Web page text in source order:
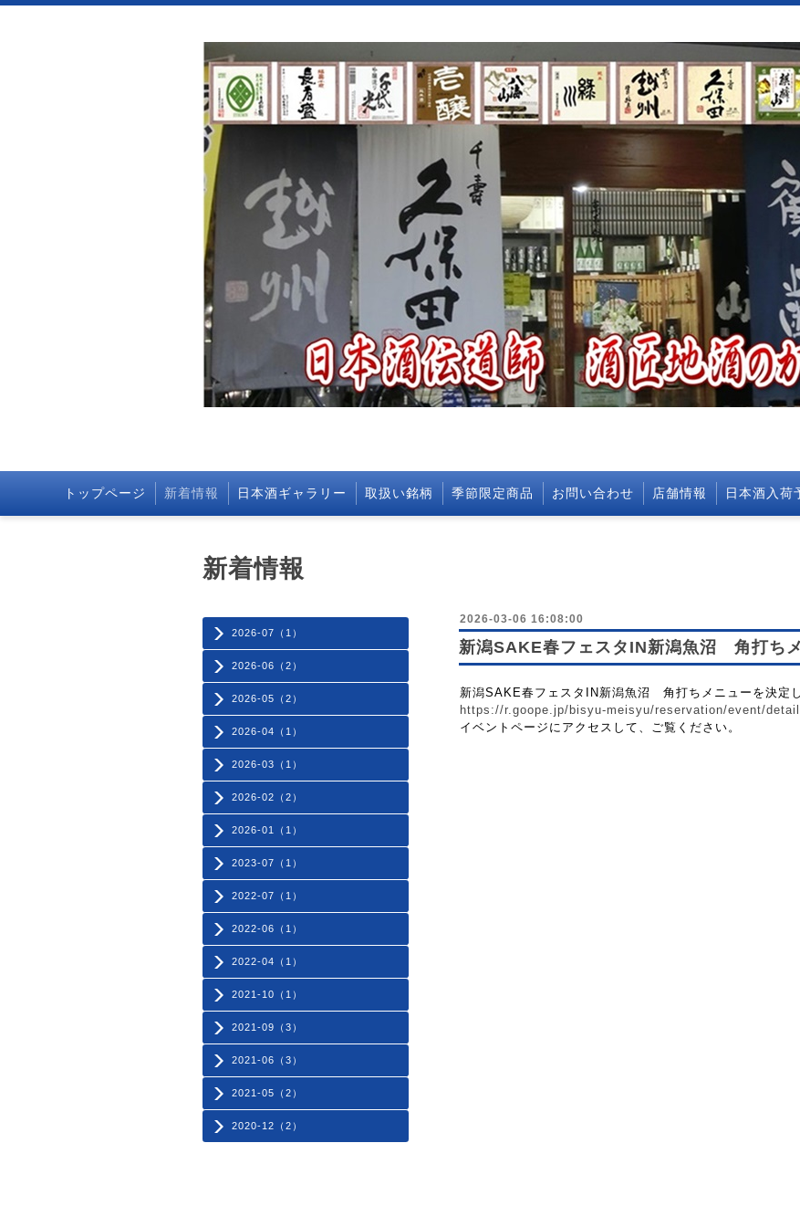
トップページ 新着情報 日本酒ギャラリー 取扱い銘柄 季節限定商品 お問い合わせ 店舗情報 日本酒入荷
2026-07（1）
2026-06（2）
2026-05（2）
2026-04（1）
2026-03（1）
2026-02（2）
2026-01（1）
2023-07（1）
2022-07（1）
2022-06（1）
2022-04（1）
2021-10（1）
2021-09（3）
2021-06（3）
2021-05（2）
2020-12（2）
新着情報
2026-03-06 16:08:00
新潟SAKE春フェスタIN新潟魚沼 角打ち
新潟SAKE春フェスタIN新潟魚沼 角打ちメニューを決定し
https://r.goope.jp/bisyu-meisyu/reservation/event/
イベントページにアクセスして、ご覧ください。